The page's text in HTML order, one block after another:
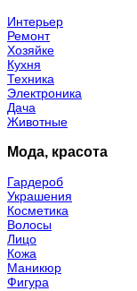
Интерьер
Ремонт
Хозяйке
Кухня
Техника
Электроника
Дача
Животные
Мода, красота
Гардероб
Украшения
Косметика
Волосы
Лицо
Кожа
Маникюр
Фигура